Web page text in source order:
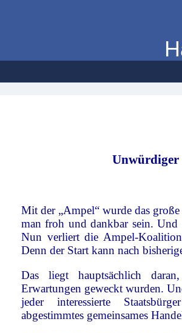
Unwürdiger
Mit der „Ampel“ wurde das
man froh und dankbar sein. Und
Nun verliert die Ampel-
Denn der Start kann nach
Das liegt hauptsächlich
Erwartungen geweckt wurden.
jeder interessierte
abgestimmtes gemeinsames